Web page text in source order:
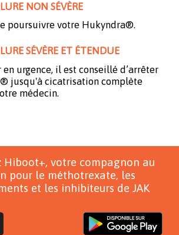
NON SÉVÈRE
poursuivre votre Hukyndra®.
SÉVÈRE ET ÉTENDUE
urgence, il est conseillé d’arrêter
jusqu'à cicatrisation complète
médecin.
Hiboot+, votre compagnon au
pour le méthotrexate, les
et les inhibiteurs de JAK